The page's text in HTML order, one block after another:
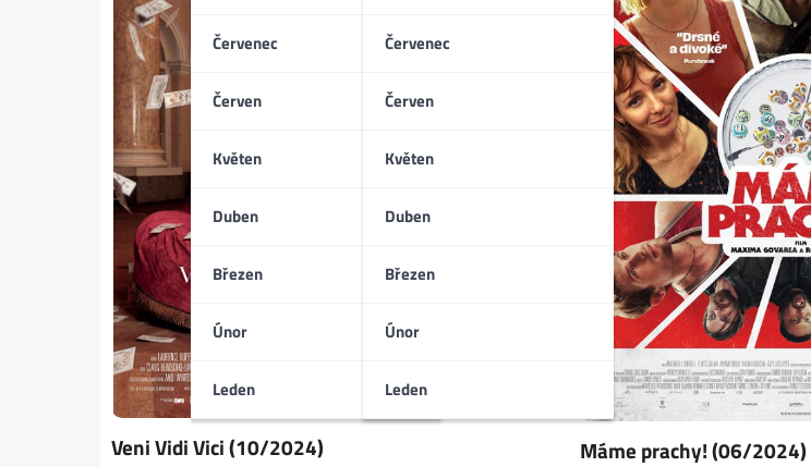
Červenec
Červen
Květen
Duben
Březen
Únor
Leden
Červenec
Červen
Květen
Duben
Březen
Únor
Leden
Veni Vidi Vici (10/2024) Máme prachy! (06/2024)